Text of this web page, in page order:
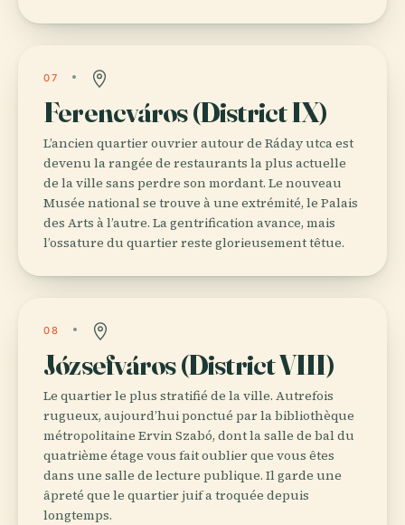
07
Ferencváros (District IX)
L’ancien quartier ouvrier autour de Ráday utca est
devenu la rangée de restaurants la plus actuelle
de la ville sans perdre son mordant. Le nouveau
Musée national se trouve à une extrémité, le Palais
des Arts à l’autre. La gentrification avance, mais
l’ossature du quartier reste glorieusement têtue.
08
Józsefváros (District VIII)
Le quartier le plus stratifié de la ville. Autrefois
rugueux, aujourd’hui ponctué par la bibliothèque
métropolitaine Ervin Szabó, dont la salle de bal du
quatrième étage vous fait oublier que vous êtes
dans une salle de lecture publique. Il garde une
âpreté que le quartier juif a troquée depuis
longtemps.